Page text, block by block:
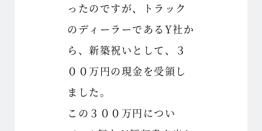
ったのですが、トラック
のディーラーであるY社か
ら、新築祝いとして、３
００万円の現金を受領し
ました。
この３００万円につい